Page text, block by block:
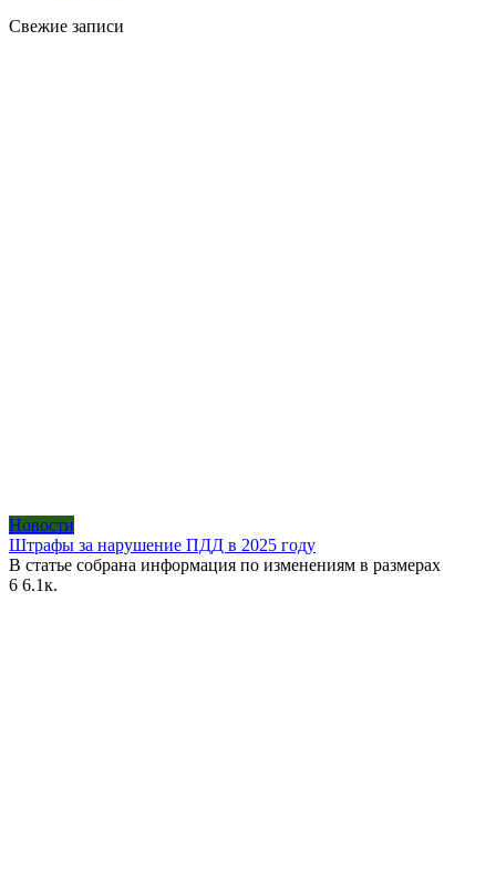
Свежие записи
Новости
Штрафы за нарушение ПДД в 2025 году
В статье собрана информация по изменениям в размерах
6 6.1к.